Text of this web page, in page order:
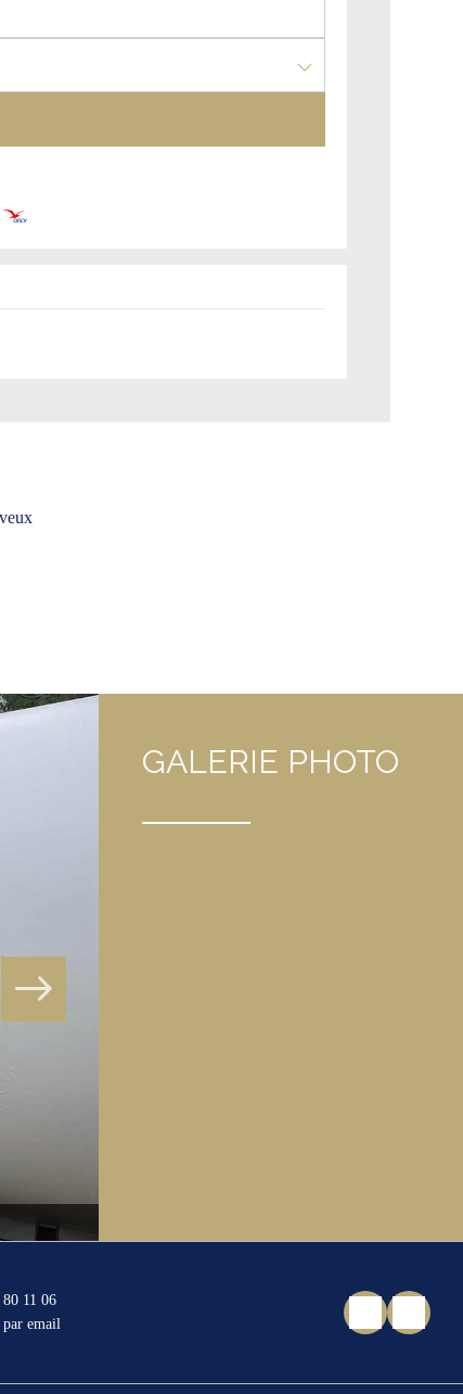
GALERIE PHOTO
11 06
par email